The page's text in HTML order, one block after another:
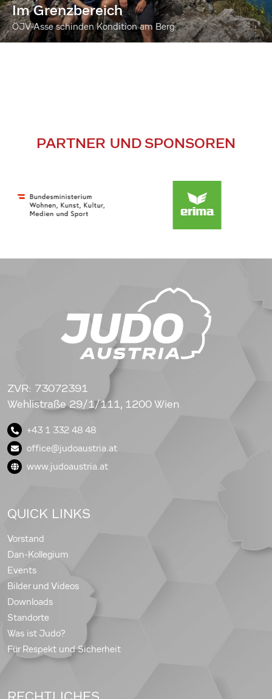
Im Grenzbereich
ÖJV-Asse schinden Kondition am Berg
PARTNER UND SPONSOREN
ZVR: 73072391
Wehlistraße 29/1/111, 1200 Wien
+43 1 332 48 48
office@judoaustria.at
www.judoaustria.at
QUICK LINKS
Vorstand
Dan-Kollegium
Events
Bilder und Videos
Downloads
Standorte
Was ist Judo?
Für Respekt und Sicherheit